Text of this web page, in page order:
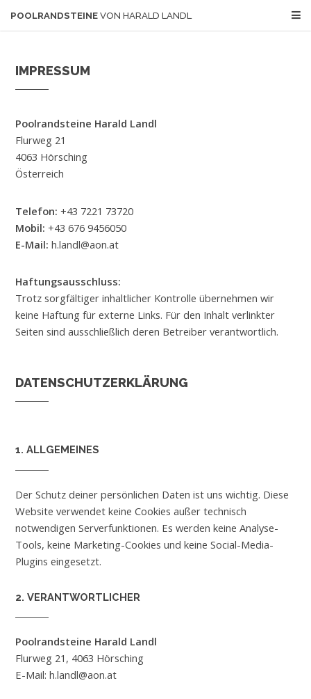
POOLRANDSTEINEVON HARALD LANDL
IMPRESSUM
Poolrandsteine Harald Landl
Flurweg 21
4063 Hörsching
Österreich
Telefon: +43 7221 73720
Mobil: +43 676 9456050
E-Mail: h.landl@aon.at
Haftungsausschluss:
Trotz sorgfältiger inhaltlicher Kontrolle übernehmen wir
keine Haftung für externe Links. Für den Inhalt verlinkter
Seiten sind ausschließlich deren Betreiber verantwortlich.
DATENSCHUTZERKLÄRUNG
1. ALLGEMEINES
Der Schutz deiner persönlichen Daten ist uns wichtig. Diese
Website verwendet keine Cookies außer technisch
notwendigen Serverfunktionen. Es werden keine Analyse-
Tools, keine Marketing-Cookies und keine Social-Media-
Plugins eingesetzt.
2. VERANTWORTLICHER
Poolrandsteine Harald Landl
Flurweg 21, 4063 Hörsching
E-Mail: h.landl@aon.at